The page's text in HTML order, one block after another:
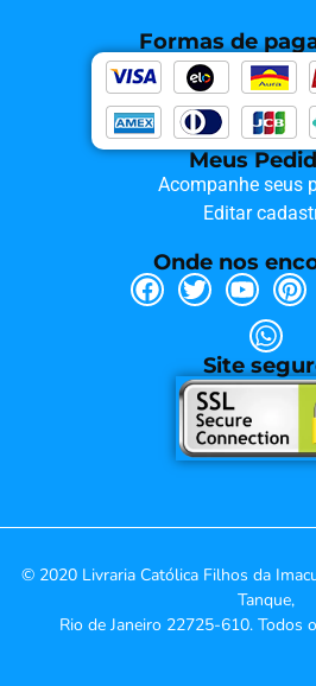
Formas de
Meus
Acompanhe seus
Editar
Onde nos
Site
© 2020 Livraria Católica Filhos da
Tanque,
Rio de Janeiro 22725-610. Todos